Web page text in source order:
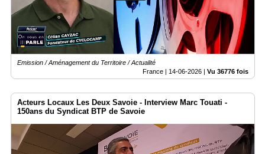
Emission / Aménagement du Territoire / Actualité
France | 14-06-2026 | Vu 36776 fois
Acteurs Locaux Les Deux Savoie - Interview Marc Touati -
150ans du Syndicat BTP de Savoie